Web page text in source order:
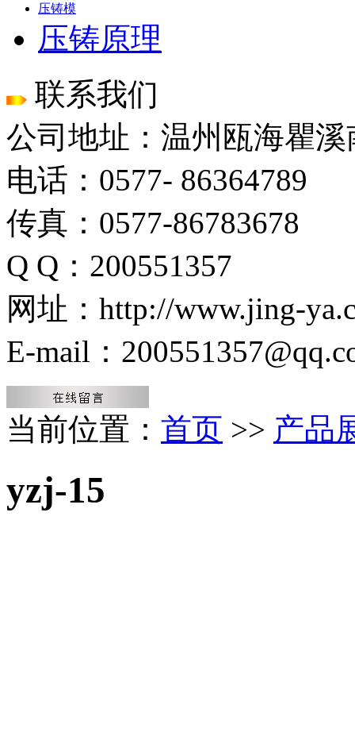
压铸模
压铸原理
联系我们
公司地址：温州瓯海瞿
电话：0577- 86364789
传真：0577-86783678
Q Q：200551357
网址：http://www.jing-
E-mail：
当前位置： 首页 >> 产品
yzj-15